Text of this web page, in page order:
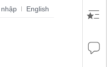
| English